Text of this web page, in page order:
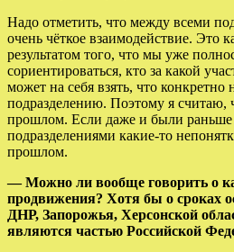
Надо отметить, что между всеми
очень чёткое взаимодействие. Это
результатом того, что мы уже
сориентироваться, кто за какой
может на себя взять, что конкретно
подразделению. Поэтому я считаю,
прошлом. Если даже и были
подразделениями какие-то
прошлом.
— Можно ли вообще говорить о
продвижения? Хотя бы о сроках
ДНР, Запорожья, Херсонской
являются частью Российской